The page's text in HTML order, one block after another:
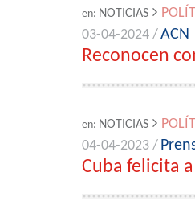
en: NOTICIAS
03-04-2024 /ACN
Reconocen
en: NOTICIAS
04-04-2023 /
Cuba felicita